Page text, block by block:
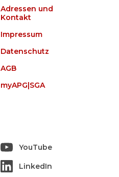
Adressen und
Kontakt
Impressum
Datenschutz
AGB
myAPG|SGA
YouTube
LinkedIn